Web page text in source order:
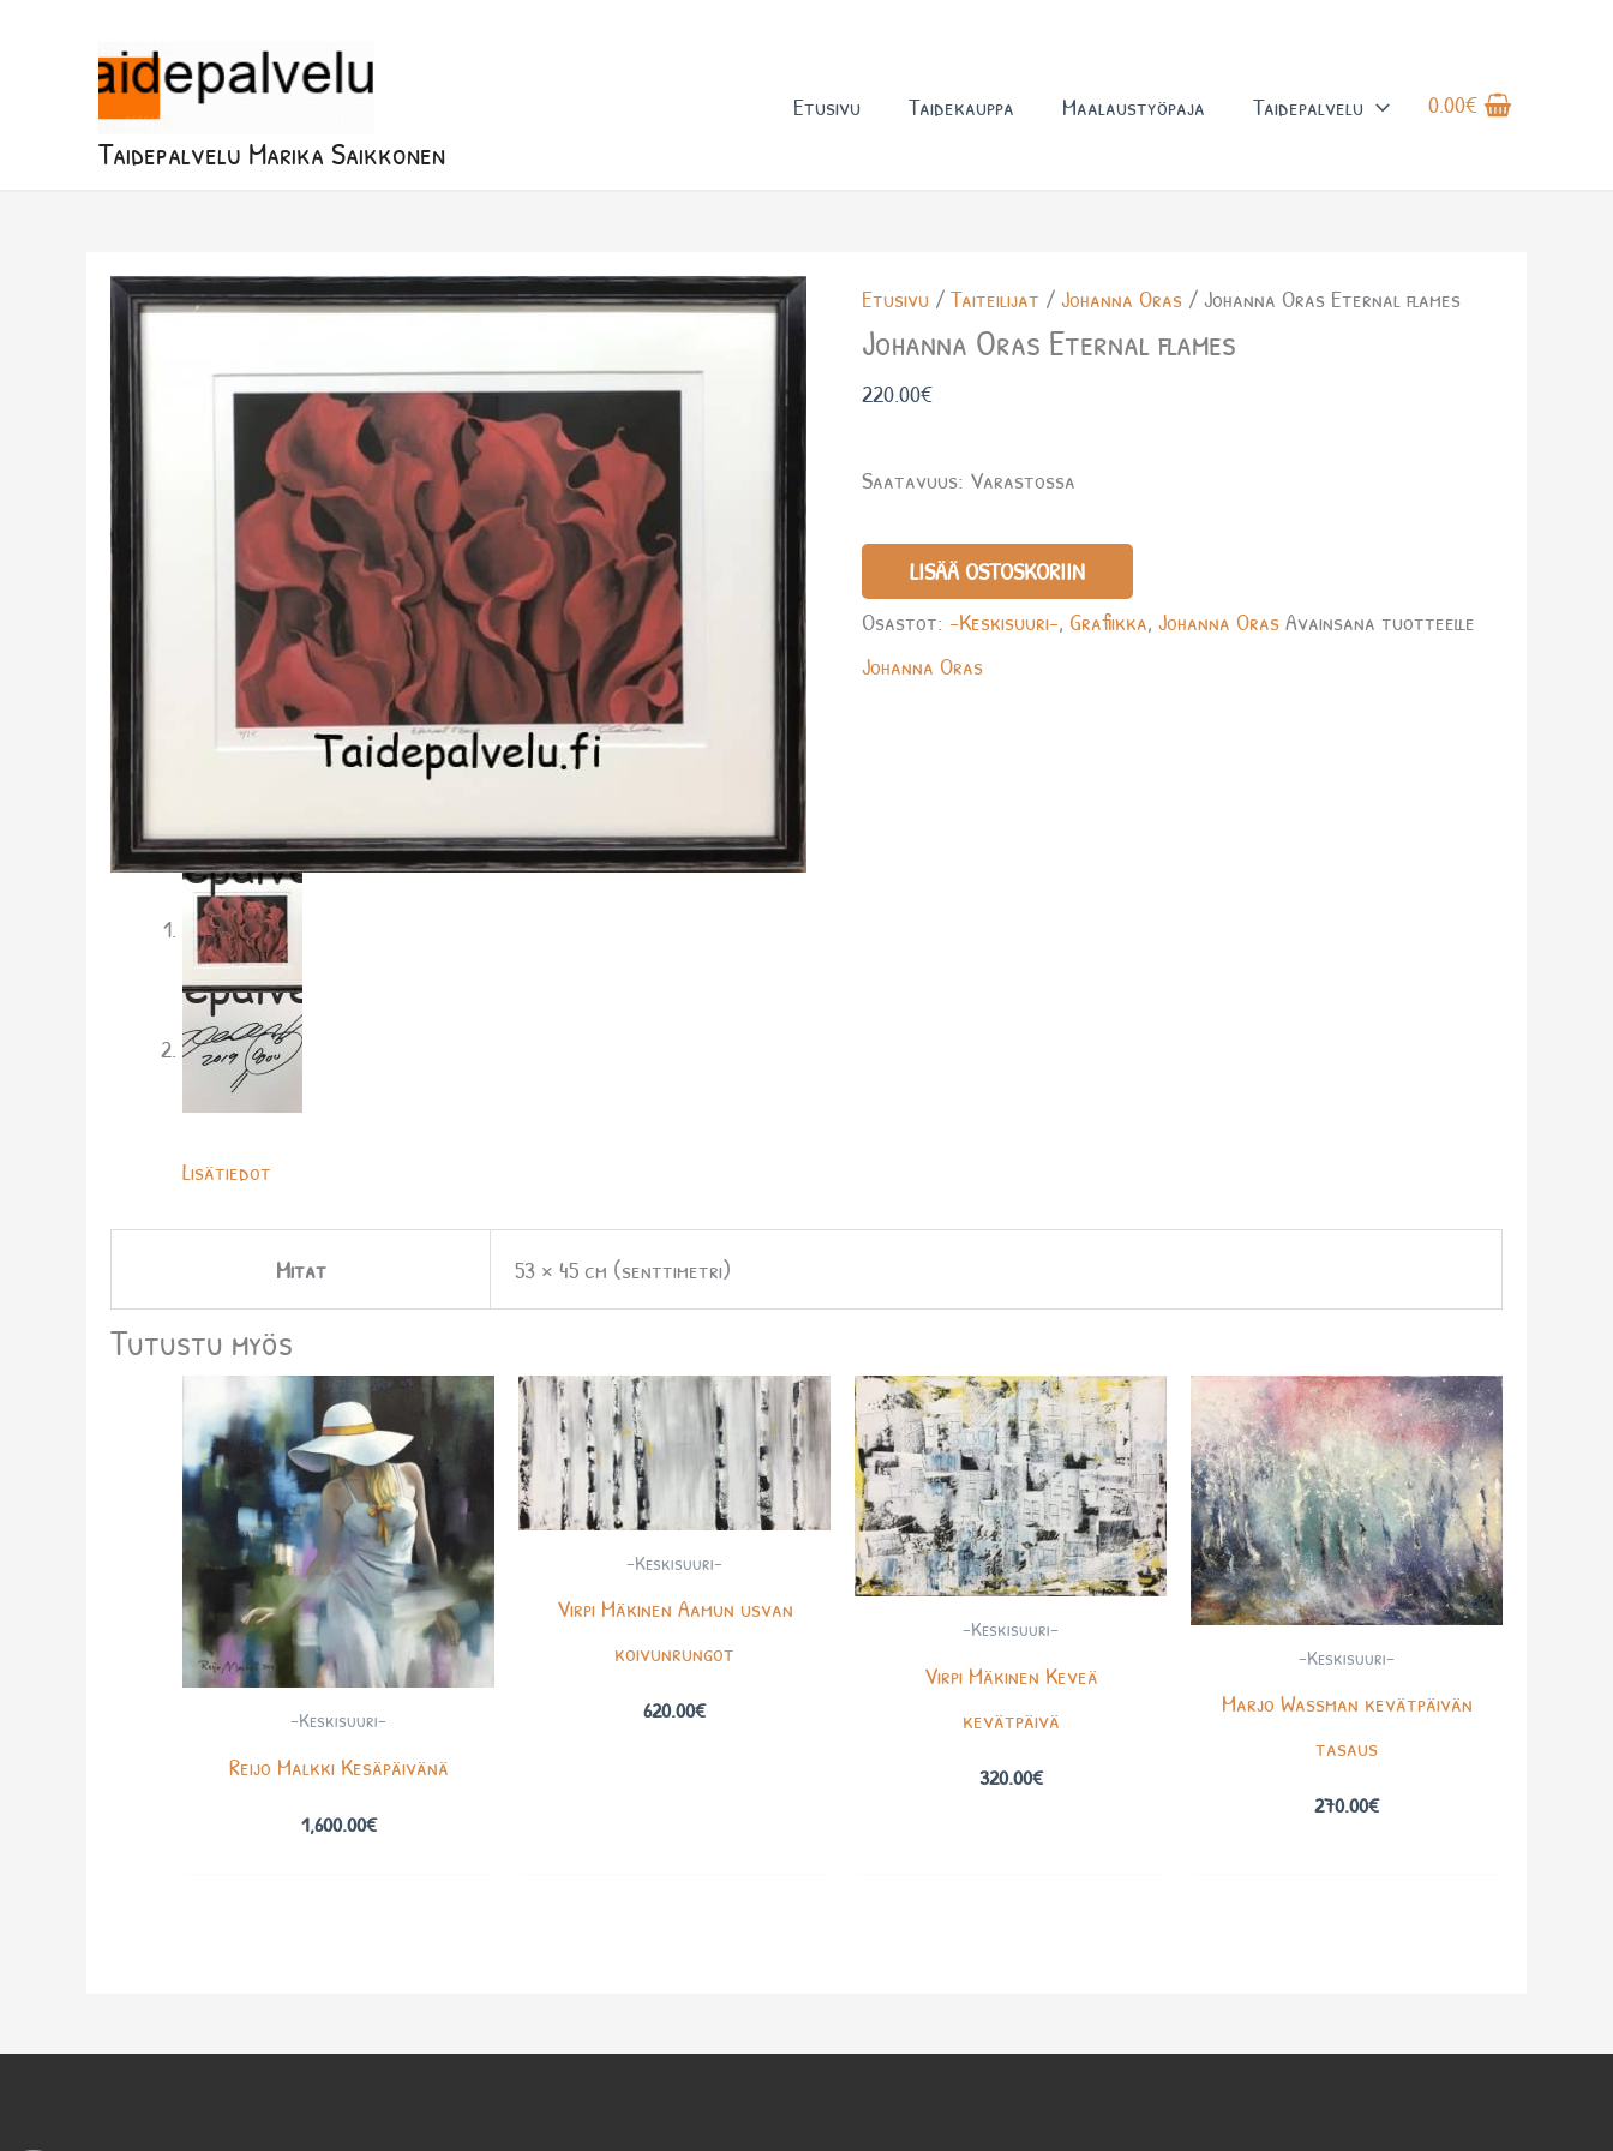
Taidepalvelu Marika Saikkonen
Etusivu Taidekauppa Maalaustyöpaja Taidepalvelu 0.00€
Etusivu /Taiteilijat /Johanna Oras / Johanna Oras Eternal flames
Johanna Oras Eternal flames
220.00€
Saatavuus: Varastossa
Oras
Eternal
flames
LISÄÄ OSTOSKORIIN
Osastot:-Keskisuuri-, Grafiikka,Johanna Oras Avainsana tuotteelle
Johanna Oras
Lisätiedot
Mitat 53 × 45 cm (senttimetri)
Tutustu myös
-Keskisuuri-
Reijo Malkki Kesäpäivänä
1,600.00€
-Keskisuuri-
Virpi Mäkinen Aamun usvan
koivunrungot
620.00€
-Keskisuuri-
Virpi Mäkinen Keveä
kevätpäivä
320.00€
-Keskisuuri-
Marjo Wassman kevätpäivän
tasaus
270.00€